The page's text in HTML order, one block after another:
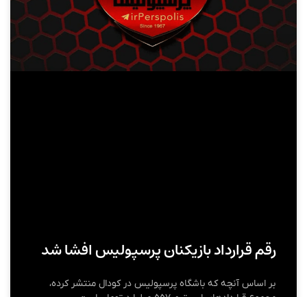
رقم قرارداد بازیکنان پرسپولیس افشا شد
بر اساس آنچه که باشگاه پرسپولیس در کودال منتشر کرده،